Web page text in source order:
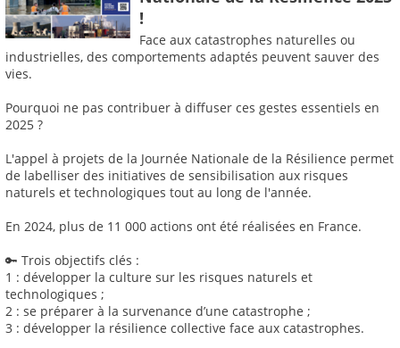
!
Face aux catastrophes naturelles ou
industrielles, des comportements adaptés peuvent sauver des
vies.
Pourquoi ne pas contribuer à diffuser ces gestes essentiels en
2025 ?
L'appel à projets de la Journée Nationale de la Résilience permet
de labelliser des initiatives de sensibilisation aux risques
naturels et technologiques tout au long de l'année.
En 2024, plus de 11 000 actions ont été réalisées en France.
🔑 Trois objectifs clés :
1 : développer la culture sur les risques naturels et
technologiques ;
2 : se préparer à la survenance d’une catastrophe ;
3 : développer la résilience collective face aux catastrophes.